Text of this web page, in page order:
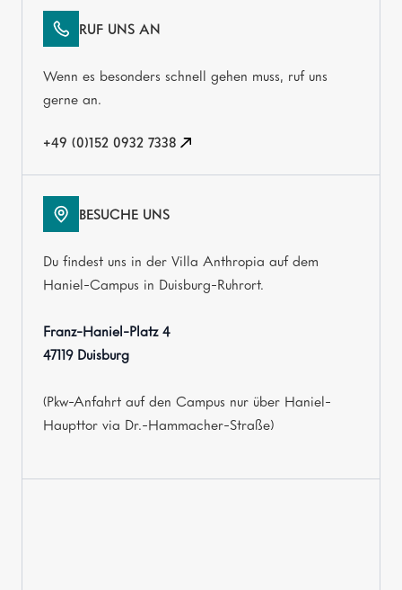
RUF UNS AN
Wenn es besonders schnell gehen muss, ruf uns
gerne an.
+49 (0)152 0932 7338
BESUCHE UNS
Du findest uns in der Villa Anthropia auf dem
Haniel-Campus in Duisburg-Ruhrort.
Franz-Haniel-Platz 4
47119 Duisburg
(Pkw-Anfahrt auf den Campus nur über Haniel-
Haupttor via Dr.-Hammacher-Straße)